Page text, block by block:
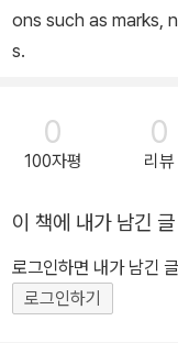
ons such as marks,
s.
0
100자평
0
리뷰
이 책에 내가 남긴 글
로그인하면 내가 남긴
로그인하기